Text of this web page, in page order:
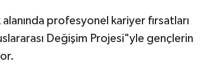
profesyonel kariyer fırsatları
Değişim Projesi"yle gençlerin